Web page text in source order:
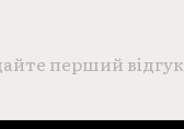
перший відгук